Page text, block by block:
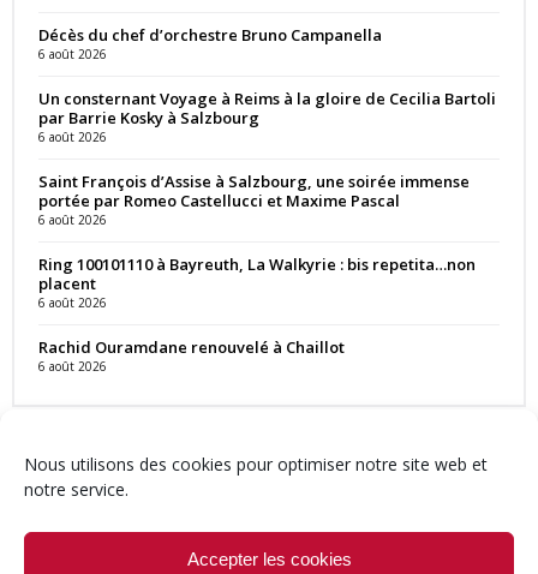
Nous utilisons des cookies pour optimiser notre site web et
notre service.
Accepter les cookies
Décès du chef d’orchestre Bruno Campanella
6 août 2026
Un consternant Voyage à Reims à la gloire de Cecilia Bartoli
par Barrie Kosky à Salzbourg
6 août 2026
Saint François d’Assise à Salzbourg, une soirée immense
portée par Romeo Castellucci et Maxime Pascal
6 août 2026
Ring 100101110 à Bayreuth, La Walkyrie : bis repetita…non
placent
6 août 2026
Rachid Ouramdane renouvelé à Chaillot
6 août 2026